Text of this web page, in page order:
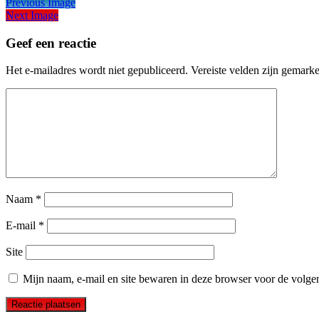
Next Image
Geef een reactie
Het e-mailadres wordt niet gepubliceerd. Vereiste velden zijn
Naam *
E-mail *
Site
Mijn naam, e-mail en site bewaren in deze browser voor de